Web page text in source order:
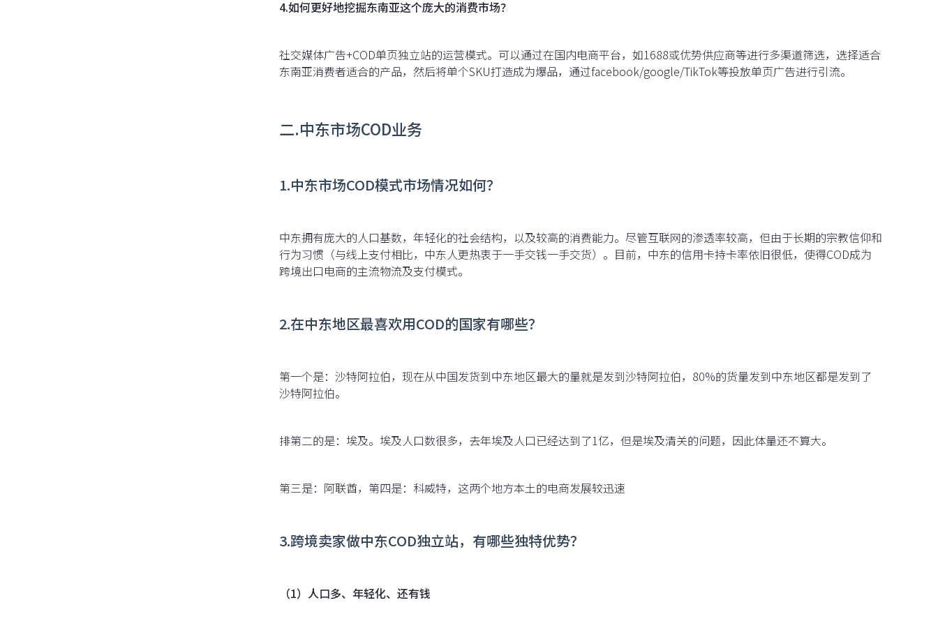
4.如何更好地挖掘东南亚这个庞大的消费市场？
社交媒体广告+COD单页独立站的运营模式。可以通过在国内电商平台，如1688或优势供应商等进行多渠道筛选，选择适合
东南亚消费者适合的产品，然后将单个SKU打造成为爆品，通过facebook/google/TikTok等投放单页广告进行引流。
二.中东市场COD业务
1.中东市场COD模式市场情况如何？
中东拥有庞大的人口基数，年轻化的社会结构，以及较高的消费能力。尽管互联网的渗透率较高，但由于长期的宗教信仰和
行为习惯（与线上支付相比，中东人更热衷于一手交钱一手交货）。目前，中东的信用卡持卡率依旧很低，使得COD成为
跨境出口电商的主流物流及支付模式。
2.在中东地区最喜欢用COD的国家有哪些？
第一个是：沙特阿拉伯，现在从中国发货到中东地区最大的量就是发到沙特阿拉伯，80%的货量发到中东地区都是发到了
沙特阿拉伯。
排第二的是：埃及。埃及人口数很多，去年埃及人口已经达到了1亿，但是埃及清关的问题，因此体量还不算大。
第三是：阿联酋，第四是：科威特，这两个地方本土的电商发展较迅速
3.跨境卖家做中东COD独立站，有哪些独特优势？
（1）人口多、年轻化、还有钱